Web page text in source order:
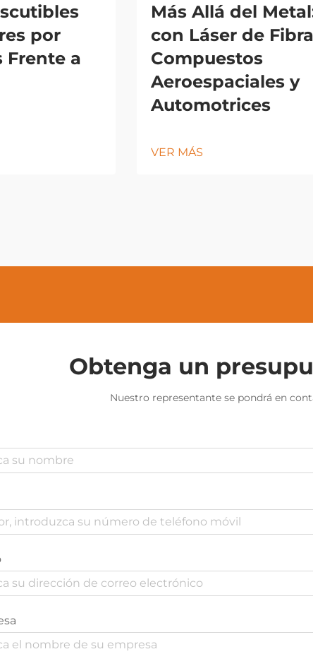
por
Frente a
Más Allá del
con Láser de
Compuestos
Aeroespaciales y
Automotrices
VER MÁS
Obtenga un
Nuestro representante se pondrá en